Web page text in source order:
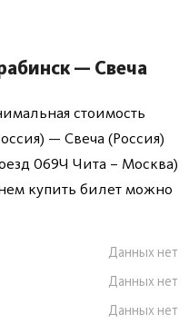
— Свеча
стоимость
— Свеча (Россия)
069Ч Чита – Москва)
купить билет можно
Данных нет
Данных нет
Данных нет